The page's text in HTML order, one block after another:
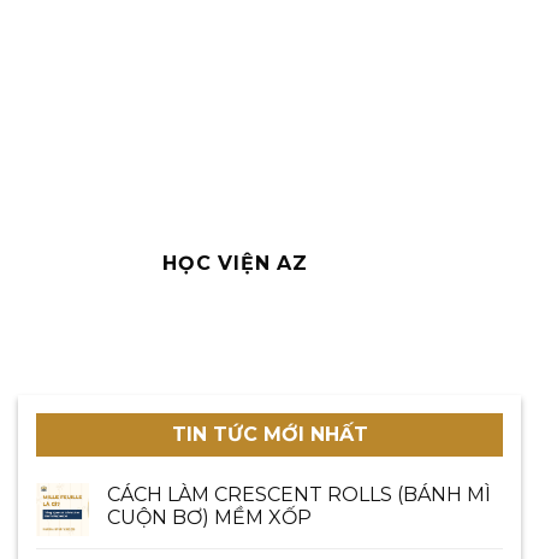
HỌC VIỆN AZ
TIN TỨC MỚI NHẤT
CÁCH LÀM CRESCENT ROLLS (BÁNH MÌ
CUỘN BƠ) MỀM XỐP